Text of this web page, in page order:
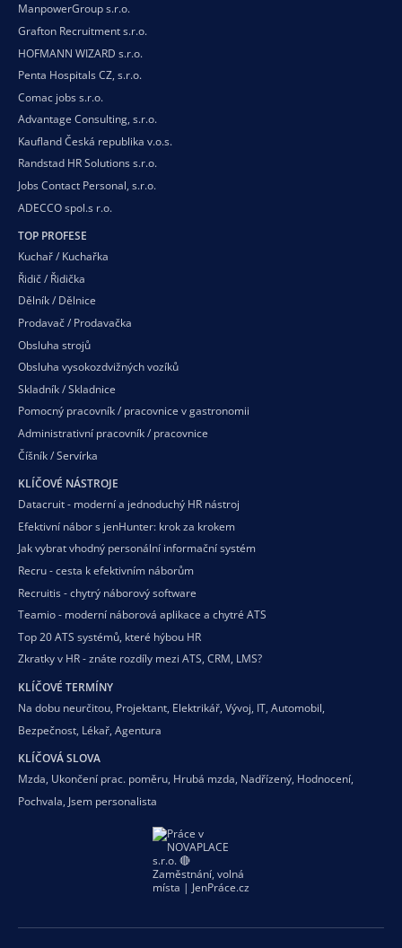
ManpowerGroup s.r.o.
Grafton Recruitment s.r.o.
HOFMANN WIZARD s.r.o.
Penta Hospitals CZ, s.r.o.
Comac jobs s.r.o.
Advantage Consulting, s.r.o.
Kaufland Česká republika v.o.s.
Randstad HR Solutions s.r.o.
Jobs Contact Personal, s.r.o.
ADECCO spol.s r.o.
TOP PROFESE
Kuchař / Kuchařka
Řidič / Řidička
Dělník / Dělnice
Prodavač / Prodavačka
Obsluha strojů
Obsluha vysokozdvižných vozíků
Skladník / Skladnice
Pomocný pracovník / pracovnice v gastronomii
Administrativní pracovník / pracovnice
Číšník / Servírka
KLÍČOVÉ NÁSTROJE
Datacruit - moderní a jednoduchý HR nástroj
Efektivní nábor s jenHunter: krok za krokem
Jak vybrat vhodný personální informační systém
Recru - cesta k efektivním náborům
Recruitis - chytrý náborový software
Teamio - moderní náborová aplikace a chytré ATS
Top 20 ATS systémů, které hýbou HR
Zkratky v HR - znáte rozdíly mezi ATS, CRM, LMS?
KLÍČOVÉ TERMÍNY
Na dobu neurčitou, Projektant, Elektrikář, Vývoj, IT, Automobil,
Bezpečnost, Lékař, Agentura
KLÍČOVÁ SLOVA
Mzda, Ukončení prac. poměru, Hrubá mzda, Nadřízený, Hodnocení,
Pochvala, Jsem personalista